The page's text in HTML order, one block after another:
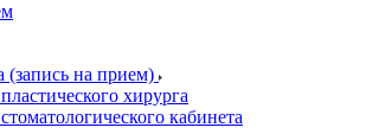
на прием)
хирурга
кабинета